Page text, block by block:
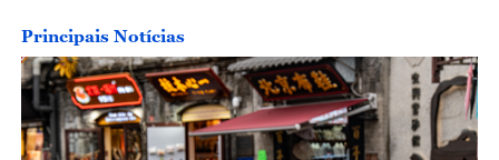
Principais Notícias